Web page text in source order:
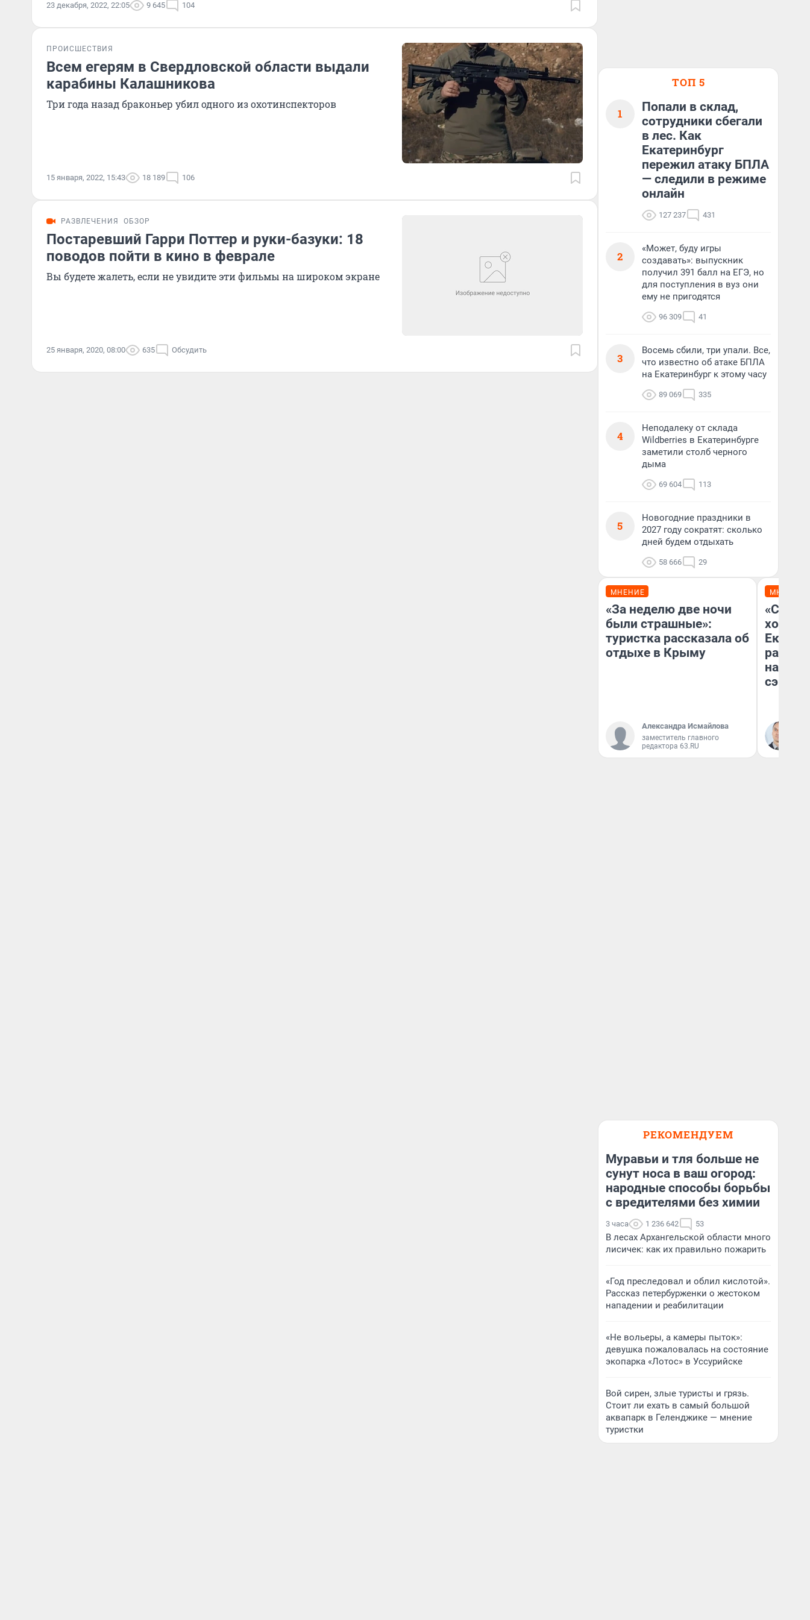
23 декабря, 2022, 22:05 9 645 104
ПРОИСШЕСТВИЯ
Всем егерям в Свердловской области выдали
карабины Калашникова
Три года назад браконьер убил одного из охотинспекторов
15 января, 2022, 15:43 18 189 106
РАЗВЛЕЧЕНИЯ ОБЗОР
Постаревший Гарри Поттер и руки-базуки: 18
поводов пойти в кино в феврале
Вы будете жалеть, если не увидите эти фильмы на широком экране
25 января, 2020, 08:00 635 Обсудить
ТОП 5
1
Попали в склад,
сотрудники сбегали
в лес. Как
Екатеринбург
пережил атаку БПЛА
— следили в режиме
онлайн
127 237 431
2
«Может, буду игры
создавать»: выпускник
получил 391 балл на ЕГЭ, но
для поступления в вуз они
ему не пригодятся
96 309 41
3
Восемь сбили, три упали. Все,
что известно об атаке БПЛА
на Екатеринбург к этому часу
89 069 335
4
Неподалеку от склада
Wildberries в Екатеринбурге
заметили столб черного
дыма
69 604 113
5
Новогодние праздники в
2027 году сократят: сколько
дней будем отдыхать
58 666 29
МНЕНИЕ
«За неделю две ночи
были страшные»:
туристка рассказала об
отдыхе в Крыму
Александра Исмайлова
заместитель главного
редактора 63.RU
МНЕНИЕ
«С
на
РЕКОМЕНДУЕМ
Муравьи и тля больше не
сунут носа в ваш огород:
народные способы борьбы
с вредителями без химии
3 часа 1 236 642 53
В лесах Архангельской области много
лисичек: как их правильно пожарить
«Год преследовал и облил кислотой».
Рассказ петербурженки о жестоком
нападении и реабилитации
«Не вольеры, а камеры пыток»:
девушка пожаловалась на состояние
экопарка «Лотос» в Уссурийске
Вой сирен, злые туристы и грязь.
Стоит ли ехать в самый большой
аквапарк в Геленджике — мнение
туристки